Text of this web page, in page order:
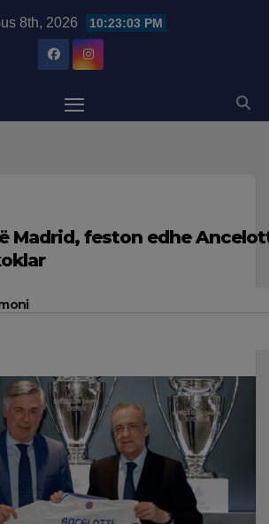
8th, 2026 10:23:04 PM
Madrid, feston edhe